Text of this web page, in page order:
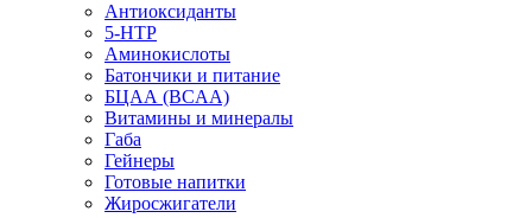
Антиоксиданты
5-HTP
Аминокислоты
Батончики и питание
БЦАА (BCAA)
Витамины и минералы
Габа
Гейнеры
Готовые напитки
Жиросжигатели